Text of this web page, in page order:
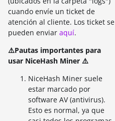
cuando envíe un ticket de
atención al cliente. Los ticket se
pueden enviar aquí.
⚠️Pautas importantes para
usar NiceHash Miner ⚠️
NiceHash Miner suele
estar marcado por
software AV (antivirus).
Esto es normal, ya que